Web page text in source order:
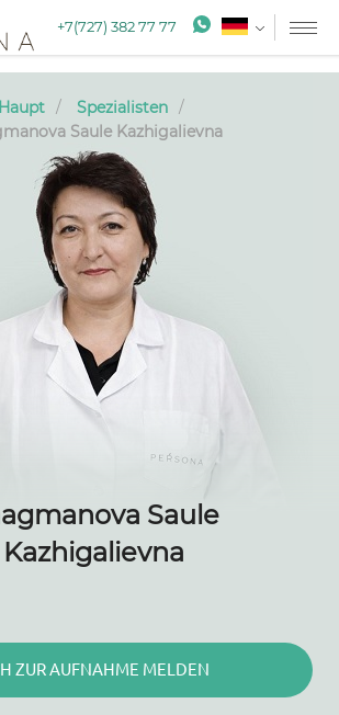
+7(727) 382 77 77
Haupt
Spezialisten
Saule Kazhigalievna
Saule
Kazhigalievna
ZUR AUFNAHME MELDEN